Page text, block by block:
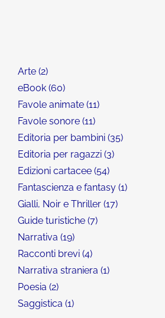
Arte 2
eBook 60
Favole animate 11
Favole sonore 11
Editoria per bambini 35
Editoria per ragazzi 3
Edizioni cartacee 54
Fantascienza e fantasy 1
Gialli, Noir e Thriller 17
Guide turistiche 7
Narrativa 19
Racconti brevi 4
Narrativa straniera 1
Poesia 2
Saggistica 1